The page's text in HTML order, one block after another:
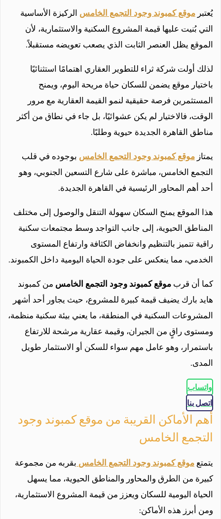
يُعتبرموقع كمبوند وجود التجمع الخامسالركيزة الأساسية
التي بُنيت عليها قيمة المشروع السكنية والاستثمارية، لأن
الموقع يظل العنصر الثابت الذي يصعب تعويضه مستقبلاً.
لذلك أولت شركة ثراء للتطوير العقاري اهتمامًا استثنائيًا
باختيار موقع يضمن للسكان حياة مريحة اليوم، ويمنح
المستثمرين فرصة حقيقية لنمو القيمة العقارية مع مرور
الوقت، فالاختيار لم يكن عشوائيًا، بل جاء في نطاق من أكثر
مناطق القاهرة الجديدة حيوية وطلبًا.
يمتازموقع كمبوند وجود التجمع الخامسبوجوده في قلب
التجمع الخامس، مباشرة على شارع التسعين الجنوبي، وهو
أحد أهم المحاور الرئيسية في القاهرة الجديدة.
هذا الموقع يمنح السكان سهولة التنقل والوصول إلى مختلف
المناطق الحيوية، إلى جانب التواجد وسط مجتمعات سكنية
راقية تتميز بالتنظيم وانخفاض الكثافة وارتفاع المستوى
الخدمي، مما ينعكس على جودة الحياة اليومية داخل الكمبوند.
كما أن قربموقع كمبوند وجود التجمع الخامسمن كمبوند
هايد بارك يضيف قيمة كبيرة للمشروع، حيث يجاور أحد أشهر
المشروعات السكنية في المنطقة، ما يعني بيئة سكنية منظمة،
ومستوى راقٍ من الجيران، وقيمة عقارية مرشحة للارتفاع
باستمرار، وهو عامل مهم سواء للسكن أو الاستثمار طويل
المدى.
واتساب
اتصل بنا
أهم الأماكن القريبة من موقع كمبوند وجود
التجمع الخامس
يتمتعموقع كمبوند وجود التجمع الخامسبقربه من مجموعة
كبيرة من الطرق والمحاور والمناطق الحيوية، مما يسهل
الحياة اليومية للسكان ويعزز من قيمة المشروع الاستثمارية،
ومن أبرز هذه الأماكن: